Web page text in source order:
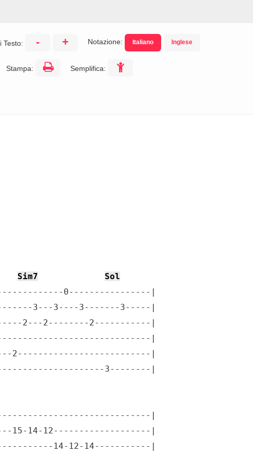
Testo: - + Notazione: Italiano Inglese
Stampa: Semplifica:
Sim7
Sol
0----------------|
3---3----3-------3-----|
2---2--------2-----------|
|
2--------------------------|
3--------|
|
15-14-12-------------------|
14-12-14-----------|